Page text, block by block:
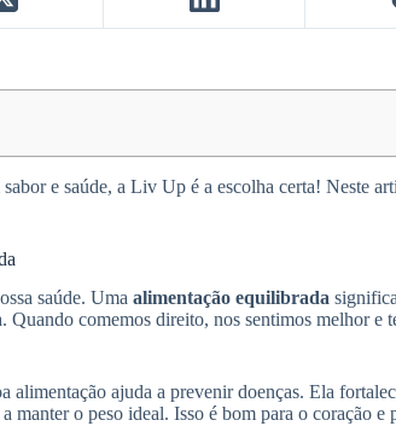
e saúde, a Liv Up é a escolha certa! Neste
saúde. Uma alimentação equilibrada
comemos direito, nos sentimos melhor e
alimentação ajuda a prevenir doenças. Ela
manter o peso ideal. Isso é bom para o coração e